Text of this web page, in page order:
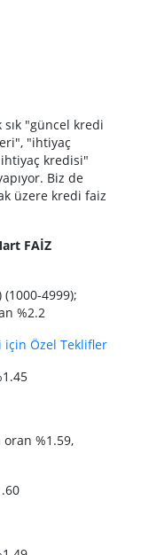
"güncel kredi
"ihtiyaç
kredisi"
Biz de
üzere kredi faiz
FAİZ
4999);
%2.2
için Özel Teklifler
%1.59,